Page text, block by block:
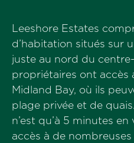
Leeshore Estates
d’habitation situés sur
juste au nord du
propriétaires ont accès
Midland Bay, où ils
plage privée et de
n’est qu’à 5 minutes
accès à de